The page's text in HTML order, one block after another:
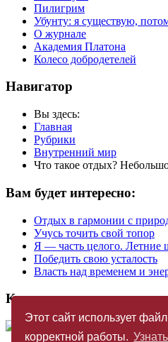
Этот сайт использует
корректной работы.
Пилигрим
Убунту: я существую,
О журнале
Академия Платона
Колесо добродетелей
Навигатор
Вы здесь:
Главная
Рубрики
Внутренний мир
Что такое отдых?
Вам будет интересно:
Отдых в гармонии с
Учусь точить свой топор
Я — часть целого. Летние
Победить свою усталость
Власть над временем и
Купить журнал